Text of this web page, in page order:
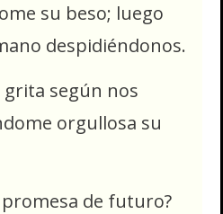
su beso; luego
despidiéndonos.
grita según nos
orgullosa su
promesa de futuro?